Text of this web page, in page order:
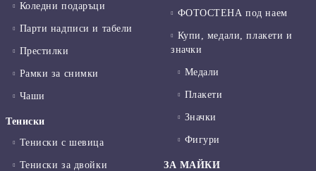
Коледни подаръци
Парти надписи и табели
Престилки
Рамки за снимки
Чаши
Тениски
Тениски с шевица
Тениски за двойки
ФОТОСТЕНА под наем
Купи, медали, плакети и
значки
Медали
Плакети
Значки
Фигури
ЗА МАЙКИ